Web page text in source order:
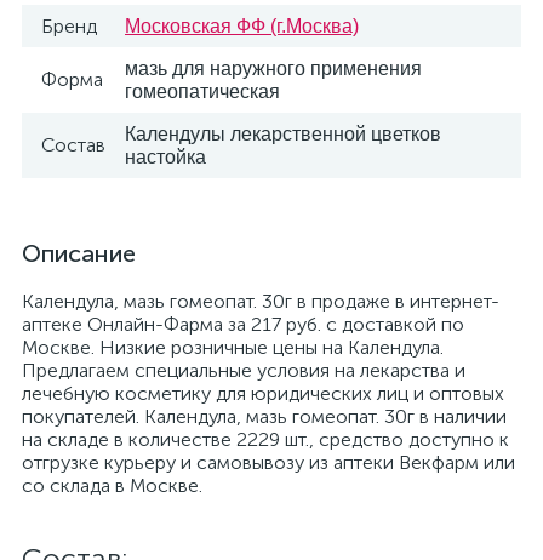
Бренд Московская ФФ (г.Москва)
Форма
мазь для наружного применения
гомеопатическая
Состав
Календулы лекарственной цветков
настойка
Описание
Календула, мазь гомеопат. 30г в продаже в интернет-
аптеке Онлайн-Фарма за 217 руб. с доставкой по
Москве. Низкие розничные цены на Календула.
Предлагаем специальные условия на лекарства и
лечебную косметику для юридических лиц и оптовых
покупателей. Календула, мазь гомеопат. 30г в наличии
на складе в количестве 2229 шт., средство доступно к
отгрузке курьеру и самовывозу из аптеки Векфарм или
со склада в Москве.